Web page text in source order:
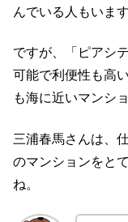
んでいる人もいます
ですが、「ピアシ
可能で利便性も高
も海に近いマンシ
三浦春馬さんは、
のマンションをと
ね。